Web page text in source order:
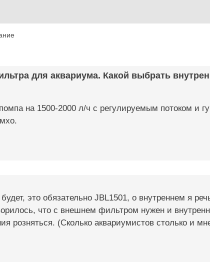
для аквариума. Какой выбрать
на 1500-2000 л/ч с регулируемым потоком и
это обязательно JBL1501, о внутреннем я
что с внешнем фильтром нужен и
розняться. (Сколько аквариумистов столько и